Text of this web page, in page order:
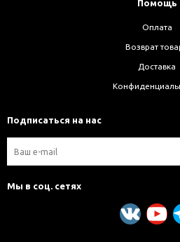
Помощь
Оплата
Возврат
Доставка
Подписаться на нас
Мы в соц. сетях